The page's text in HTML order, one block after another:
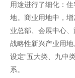
用途进行了细化：
地。商业用地中，
业总部、会展中心
战略性新兴产业用
设定“五大类、九中
系。